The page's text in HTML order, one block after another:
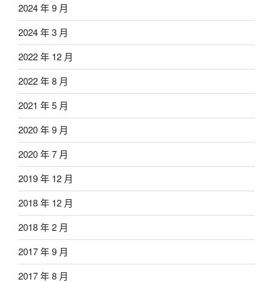
2024 年 9 月
2024 年 3 月
2022 年 12 月
2022 年 8 月
2021 年 5 月
2020 年 9 月
2020 年 7 月
2019 年 12 月
2018 年 12 月
2018 年 2 月
2017 年 9 月
2017 年 8 月